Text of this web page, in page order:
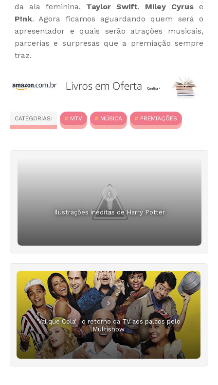
da ala feminina, Taylor Swift, Miley Cyrus e
P!nk. Agora ficamos aguardando quem será o
apresentador e quais serão atrações musicais,
parcerias e surpresas que a premiação sempre
traz.
CATEGORIAS: MTV MÚSICA PREMIAÇÕES
Ilustrações inéditas de Harry Potter
'Vai que Cola' | o retorno da TV aos palcos pelo
Multishow